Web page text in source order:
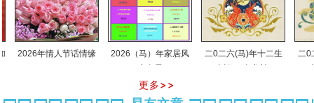
家居常見風水形煞及化解方法 (三)
天要下雨娘要嫁人
预测开店怎么样
口相與命運
一篇文章解答八字命理所有困惑
年情人节话情缘
2026（马）年家居风
二0二六(马)年十二生
二0二六(
更多>>